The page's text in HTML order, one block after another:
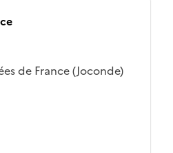
de France (Joconde)